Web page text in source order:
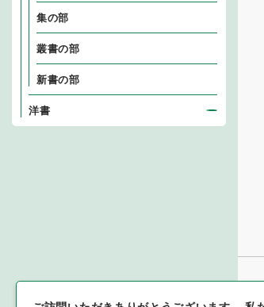
集の部
叢書の部
新書の部
洋書